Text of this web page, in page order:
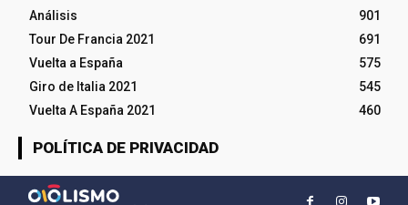
Análisis
901
Tour De Francia 2021
691
Vuelta a España
575
Giro de Italia 2021
545
Vuelta A España 2021
460
POLÍTICA DE PRIVACIDAD